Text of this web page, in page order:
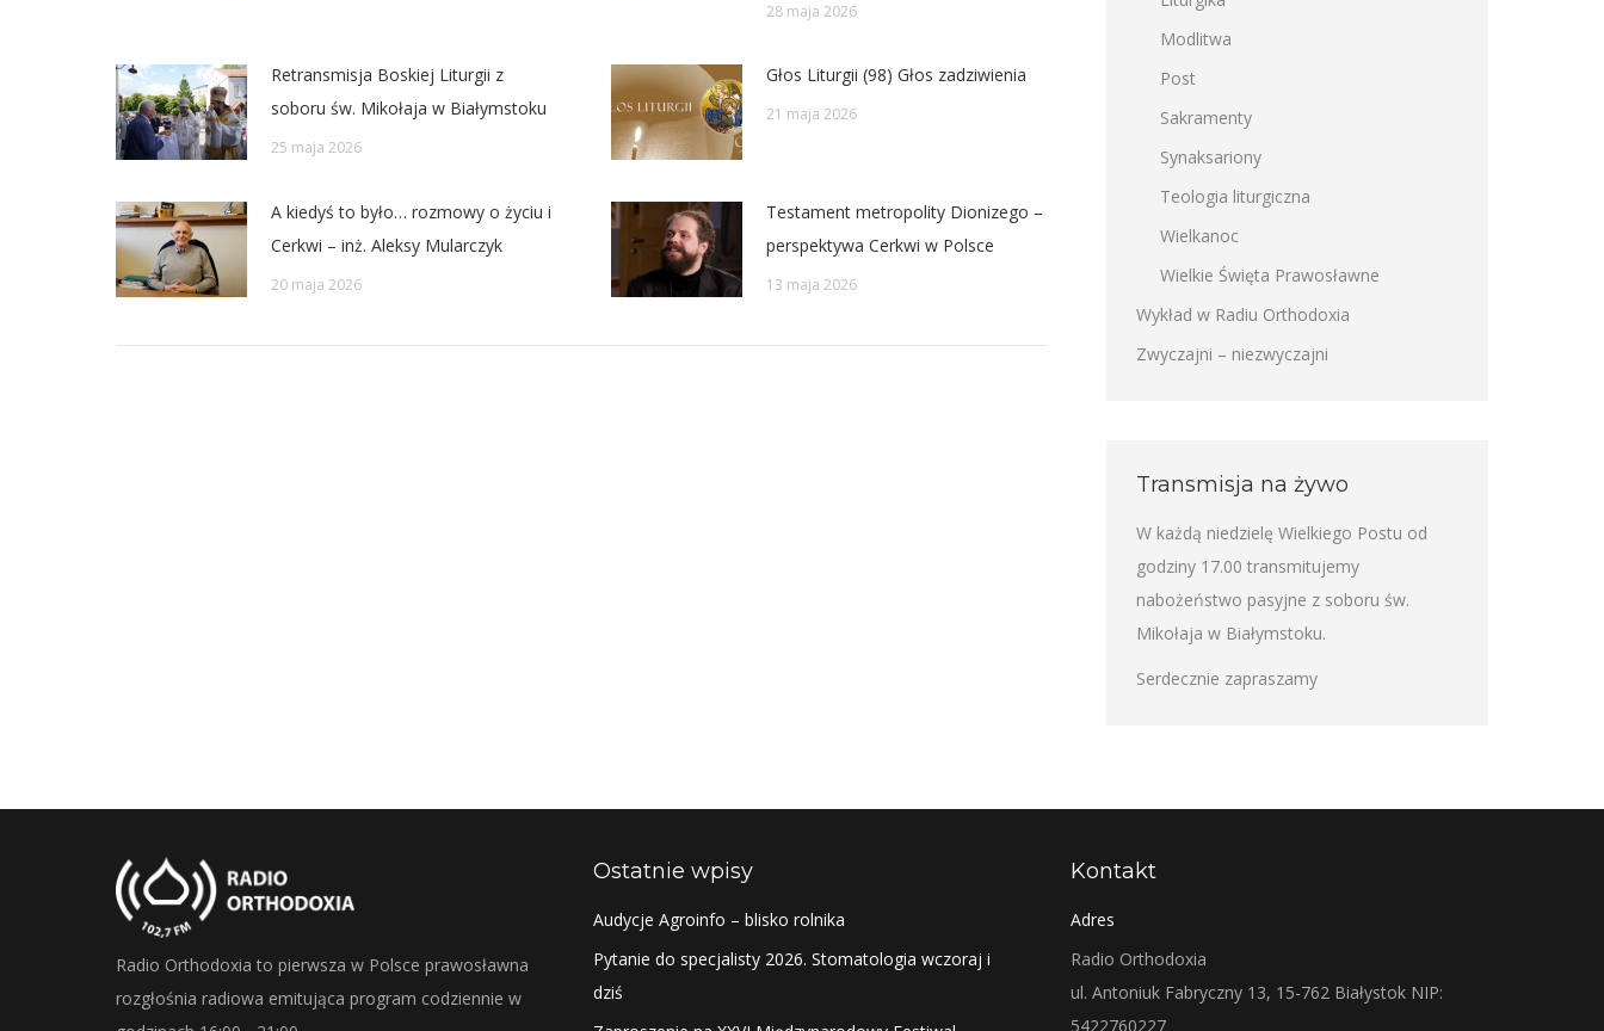
28 maja 2026
Retransmisja Boskiej Liturgii z
soboru św. Mikołaja w Białymstoku
25 maja 2026
Głos Liturgii (98) Głos zadziwienia
21 maja 2026
A kiedyś to było… rozmowy o życiu i
Cerkwi – inż. Aleksy Mularczyk
20 maja 2026
Testament metropolity Dionizego –
perspektywa Cerkwi w Polsce
13 maja 2026
Modlitwa
Post
Sakramenty
Synaksariony
Teologia liturgiczna
Wielkanoc
Wielkie Święta Prawosławne
Wykład w Radiu Orthodoxia
Zwyczajni – niezwyczajni
Transmisja na żywo
W każdą niedzielę Wielkiego Postu od
godziny 17.00 transmitujemy
nabożeństwo pasyjne z soboru św.
Mikołaja w Białymstoku.
Serdecznie zapraszamy
Radio Orthodoxia to pierwsza w Polsce prawosławna
rozgłośnia radiowa emitująca program codziennie w
Ostatnie wpisy
Audycje Agroinfo – blisko rolnika
Pytanie do specjalisty 2026. Stomatologia wczoraj i
dziś
Kontakt
Adres
Radio Orthodoxia
ul. Antoniuk Fabryczny 13, 15-762 Białystok NIP:
5422760227